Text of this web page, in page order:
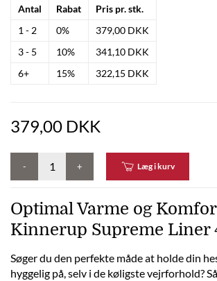
Antal Rabat
Pris pr. stk.
1 - 2
0%
379,00 DKK
3 - 5
10%
341,10 DKK
6+
15% 322,15 DKK
379,00 DKK
- + Læg i kurv
Optimal Varme og
Kinnerup Supreme Liner
Søger du den perfekte måde at holde din
hyggelig på, selv i de køligste vejrforhold?